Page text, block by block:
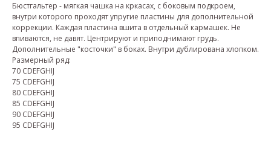
Бюстгальтер - мягкая чашка на кркасах, с боковым подкроем,
внутри которого проходят упругие пластины для дополнительной
коррекции. Каждая пластина вшита в отдельный кармашек. Не
впиваются, не давят. Центрируют и приподнимают грудь.
Дополнительные "косточки" в боках. Внутри дублирована хлопком.
Размерный ряд:
70 CDEFGHIJ
75 CDEFGHIJ
80 CDEFGHIJ
85 CDEFGHIJ
90 CDEFGHIJ
95 CDEFGHIJ